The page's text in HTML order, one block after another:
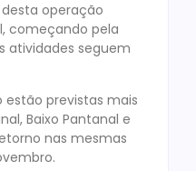
operação
começando pela
atividades seguem
estão previstas mais
Baixo Pantanal e
nas mesmas